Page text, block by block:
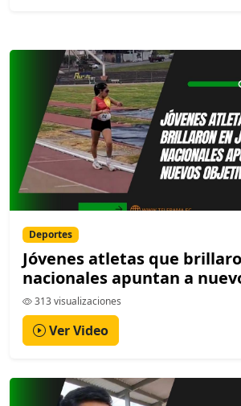
Deportes
Jóvenes atletas que
nacionales apuntan a
313 visualizaciones
Ver Video